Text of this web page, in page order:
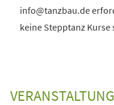
info@tanzbau.de
keine Stepptanz Kurse